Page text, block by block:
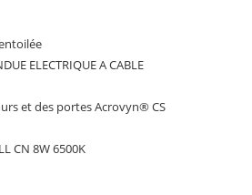
ELECTRIQUE A CABLE
et des portes Acrovyn® CS
CN 8W 6500K